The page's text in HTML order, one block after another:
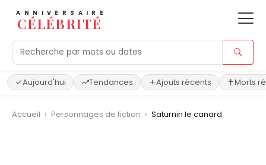
ANNIVERSAIRE
CÉLÉBRITÉ
Aujourd'hui Tendances Ajouts récents Morts
Accueil › Personnages de fiction › Saturnin le canard